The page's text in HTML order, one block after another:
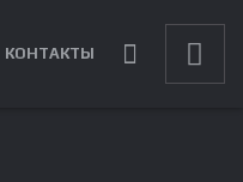
КОНТАКТЫ